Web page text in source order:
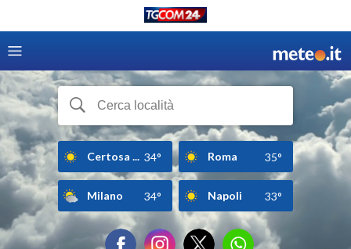
Certosa ... 34° Roma 35°
Milano 34° Napoli 33°